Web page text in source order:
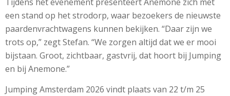
een stand op het strodorp, waar bezoekers de nieuwste
paardenvrachtwagens kunnen bekijken. “Daar zijn we
trots op,” zegt Stefan. “We zorgen altijd dat we er mooi
bijstaan. Groot, zichtbaar, gastvrij, dat hoort bij Jumping
en bij Anemone.”
Jumping Amsterdam 2026 vindt plaats van 22 t/m 25